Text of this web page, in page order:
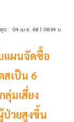
ด : 04 เม.ย. 68 | 08:34 น.
แผนจัดซื้อ
สเป็น 6
มเสี่ยง
วยสูงขึ้น